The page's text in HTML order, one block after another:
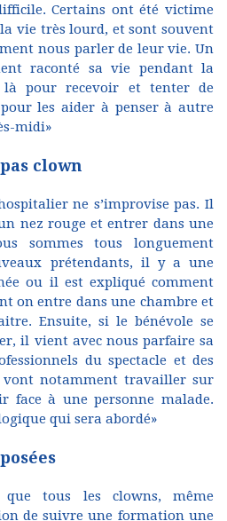
Certains ont été victime
la vie très lourd, et sont souvent
nous parler de leur vie. Un
raconté sa vie pendant la
là pour recevoir et tenter de
les aider à penser à autre
midi»
clown
ne s’improvise pas. Il
nez rouge et entrer dans une
sommes tous longuement
prétendants, il y a une
ou il est expliqué comment
on entre dans une chambre et
Ensuite, si le bénévole se
il vient avec nous parfaire sa
du spectacle et des
vont notamment travailler sur
face à une personne malade.
qui sera abordé»
tous les clowns, même
de suivre une formation une